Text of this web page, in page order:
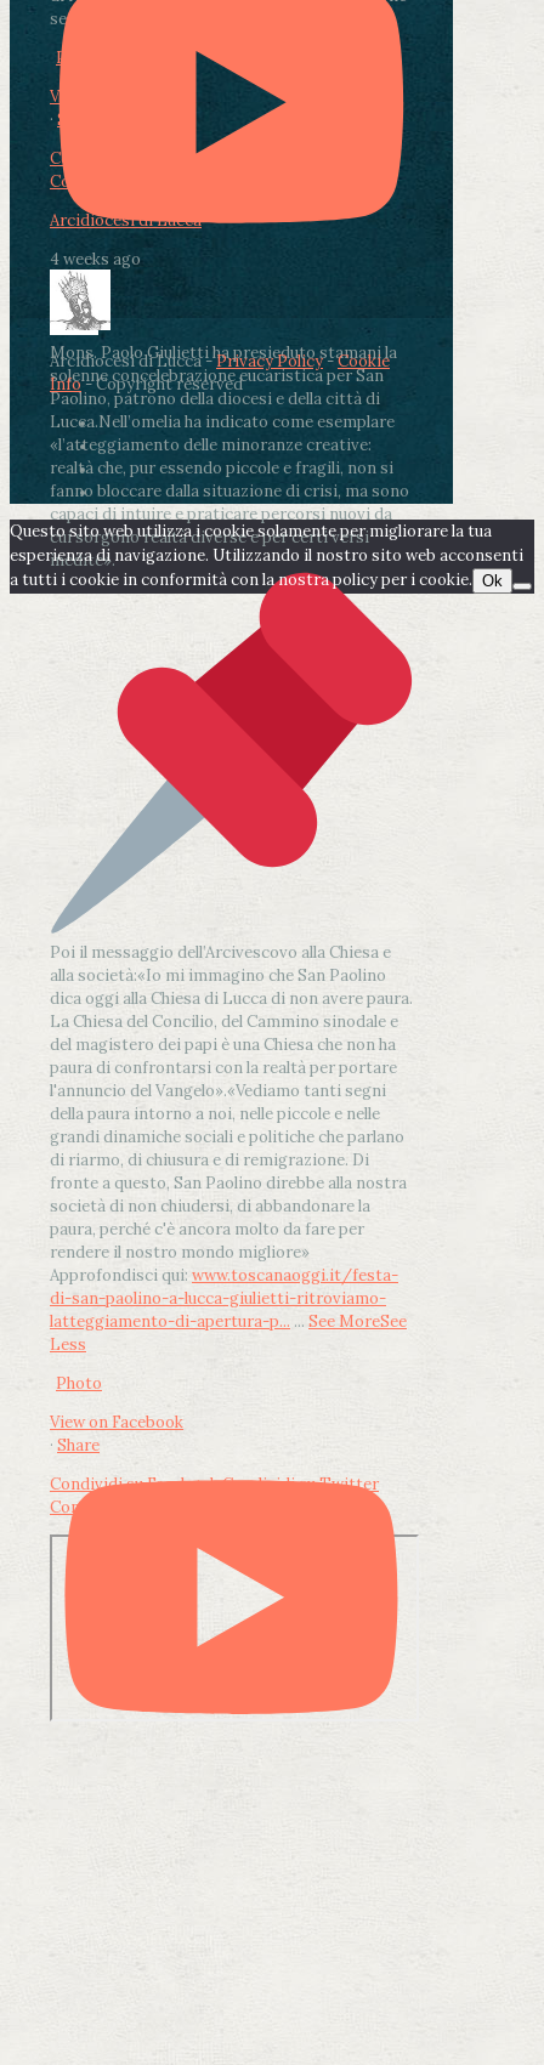
segnate dalla malattia.
Photo
View on Facebook
· Share
Condividi su Facebook
Condividi su LinkedIn
Arcidiocesi di Lucca
4 weeks ago
Mons. Paolo Giulietti ha presieduto stamani la
solenne concelebrazione eucaristica per San
Paolino, patrono della diocesi e della città di
Lucca.Nell’omelia ha indicato come esemplare
«l’atteggiamento delle minoranze creative:
realtà che, pur essendo piccole e fragili, non si
fanno bloccare dalla situazione di crisi, ma sono
capaci di intuire e praticare percorsi nuovi da
cui sorgono realtà diverse e per certi versi
inedite».
Poi il messaggio dell’Arcivescovo alla Chiesa e
alla società:«Io mi immagino che San Paolino
dica oggi alla Chiesa di Lucca di non avere paura.
La Chiesa del Concilio, del Cammino sinodale e
del magistero dei papi è una Chiesa che non ha
paura di confrontarsi con la realtà per portare
l'annuncio del Vangelo».«Vediamo tanti segni
della paura intorno a noi, nelle piccole e nelle
grandi dinamiche sociali e politiche che parlano
di riarmo, di chiusura e di remigrazione. Di
fronte a questo, San Paolino direbbe alla nostra
società di non chiudersi, di abbandonare la
paura, perché c'è ancora molto da fare per
rendere il nostro mondo migliore»
Approfondisci qui: www.toscanaoggi.it/festa-
di-san-paolino-a-lucca-giulietti-ritroviamo-
latteggiamento-di-apertura-p... ... See MoreSee
Less
Photo
View on Facebook
· Share
Condividi su FacebookCondividi su Twitter
Condividi su LinkedIn
Arcidiocesi di Lucca -Privacy Policy-Cookie
Info- Copyright reserved
Questo sito web utilizza i cookie solamente per migliorare la tua
esperienza di navigazione. Utilizzando il nostro sito web acconsenti
a tutti i cookie in conformità con la nostra policy per i cookie. Ok